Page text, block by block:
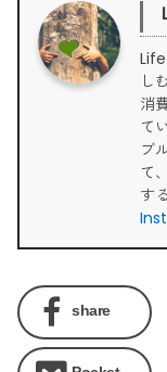
し
消
て
ブ
て
す
share